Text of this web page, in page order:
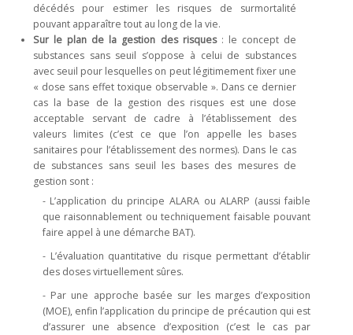
décédés pour estimer les risques de surmortalité
pouvant apparaître tout au long de la vie.
Sur le plan de la gestion des risques: le concept de
substances sans seuil s’oppose à celui de substances
avec seuil pour lesquelles on peut légitimement fixer une
« dose sans effet toxique observable ». Dans ce dernier
cas la base de la gestion des risques est une dose
acceptable servant de cadre à l’établissement des
valeurs limites (c’est ce que l’on appelle les bases
sanitaires pour l’établissement des normes). Dans le cas
de substances sans seuil les bases des mesures de
gestion sont :
- L’application du principe ALARA ou ALARP (aussi faible
que raisonnablement ou techniquement faisable pouvant
faire appel à une démarche BAT).
- L’évaluation quantitative du risque permettant d’établir
des doses virtuellement sûres.
- Par une approche basée sur les marges d’exposition
(MOE), enfin l’application du principe de précaution qui est
d’assurer une absence d’exposition (c’est le cas par